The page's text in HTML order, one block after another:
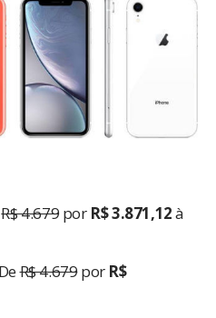
R$ 4.679por R$ 3.871,12à
DeR$ 4.679por R$